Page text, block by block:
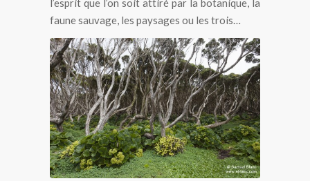
l’esprit que l’on soit attiré par la botanique, la
faune sauvage, les paysages ou les trois…
Forêt rata aux îles Auckland